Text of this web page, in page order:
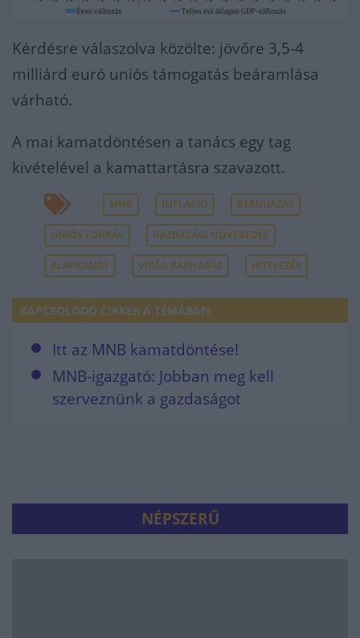
Kérdésre válaszolva közölte: jövőre 3,5-4
milliárd euró uniós támogatás beáramlása
várható.
A mai kamatdöntésen a tanács egy tag
kivételével a kamattartásra szavazott.
MNB INFLÁCIÓ BERUHÁZÁS
UNIÓS FORRÁS GAZDASÁGI NÖVEKEDÉS
ALAPKAMAT VIRÁG BARNABÁS HITELEZÉS
KAPCSOLÓDÓ CIKKEK A TÉMÁBAN
Itt az MNB kamatdöntése!
MNB-igazgató: Jobban meg kell
szerveznünk a gazdaságot
NÉPSZERŰ